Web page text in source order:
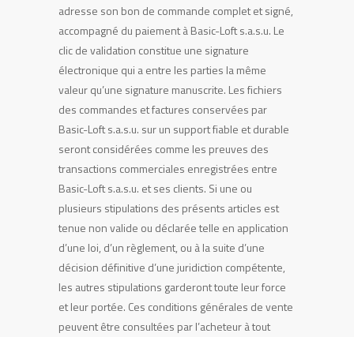
adresse son bon de commande complet et signé,
accompagné du paiement à Basic-Loft s.a.s.u. Le
clic de validation constitue une signature
électronique qui a entre les parties la même
valeur qu’une signature manuscrite. Les fichiers
des commandes et factures conservées par
Basic-Loft s.a.s.u. sur un support fiable et durable
seront considérées comme les preuves des
transactions commerciales enregistrées entre
Basic-Loft s.a.s.u. et ses clients. Si une ou
plusieurs stipulations des présents articles est
tenue non valide ou déclarée telle en application
d’une loi, d’un règlement, ou à la suite d’une
décision définitive d’une juridiction compétente,
les autres stipulations garderont toute leur force
et leur portée. Ces conditions générales de vente
peuvent être consultées par l’acheteur à tout